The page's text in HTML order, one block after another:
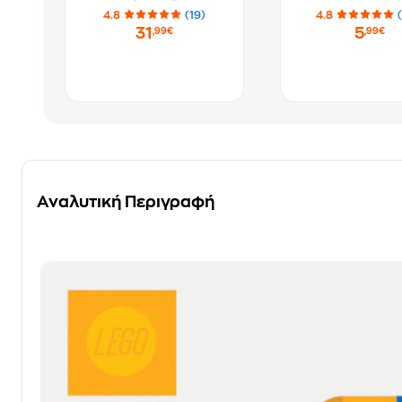
4.8 (19)
31 ,99€
4.8
5,99€
Αναλυτική Περιγραφή